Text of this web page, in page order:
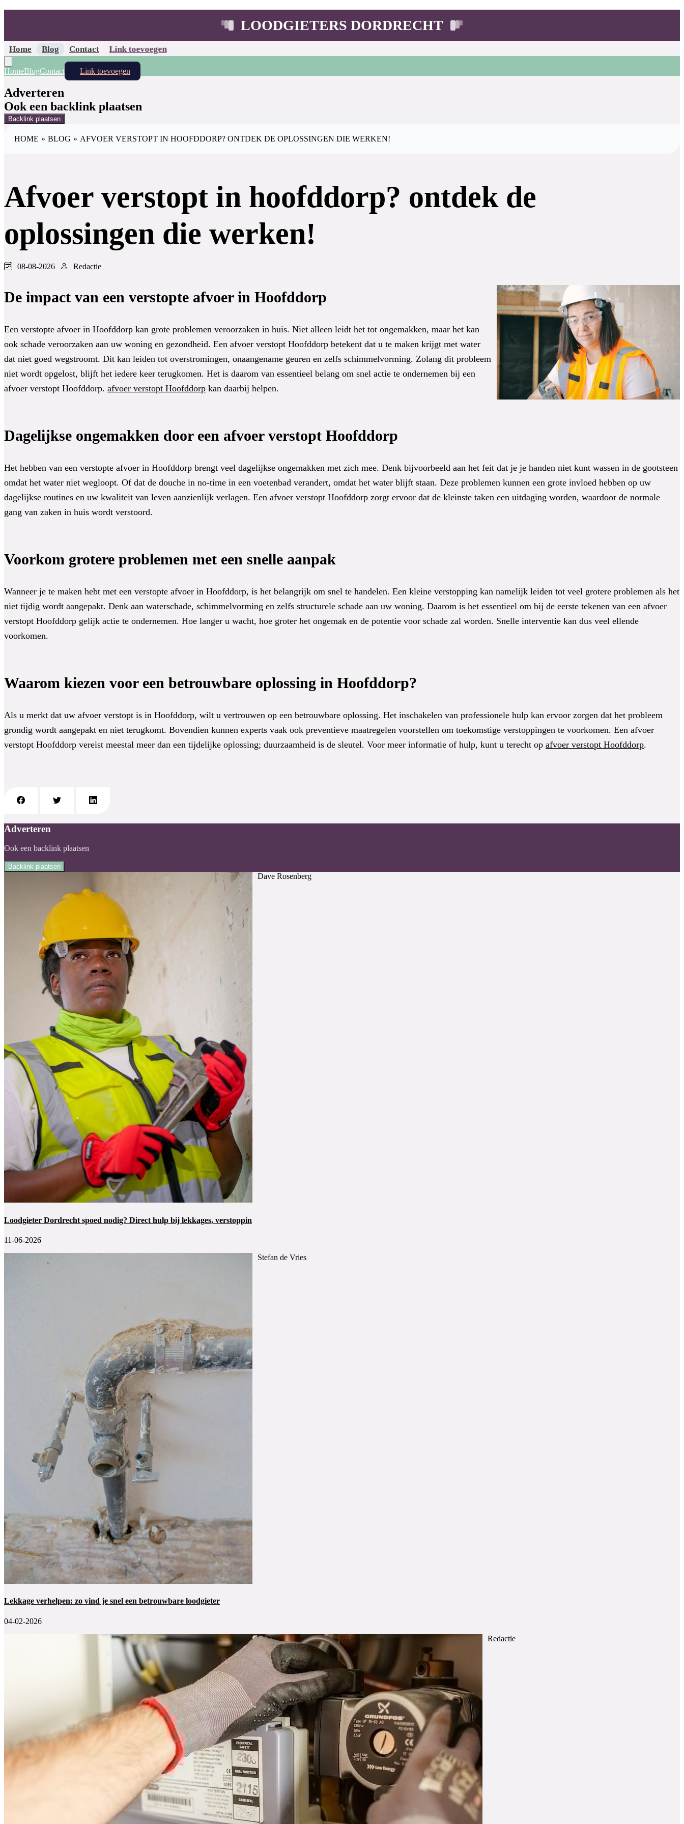
LOODGIETERS DORDRECHT
Home Blog Contact Link toevoegen
HomeBlogContact Link toevoegen
Adverteren
Ook een backlink plaatsen
Backlink plaatsen
HOME » BLOG » AFVOER VERSTOPT IN HOOFDDORP? ONTDEK DE OPLOSSINGEN DIE WERKEN!
Afvoer verstopt in hoofddorp? ontdek de
oplossingen die werken!
08-08-2026 Redactie
De impact van een verstopte afvoer in Hoofddorp
Een verstopte afvoer in Hoofddorp kan grote problemen veroorzaken in huis. Niet alleen leidt het tot ongemakken, maar het kan
ook schade veroorzaken aan uw woning en gezondheid. Een afvoer verstopt Hoofddorp betekent dat u te maken krijgt met water
dat niet goed wegstroomt. Dit kan leiden tot overstromingen, onaangename geuren en zelfs schimmelvorming. Zolang dit probleem
niet wordt opgelost, blijft het iedere keer terugkomen. Het is daarom van essentieel belang om snel actie te ondernemen bij een
afvoer verstopt Hoofddorp. afvoer verstopt Hoofddorp kan daarbij helpen.
Dagelijkse ongemakken door een afvoer verstopt Hoofddorp
Het hebben van een verstopte afvoer in Hoofddorp brengt veel dagelijkse ongemakken met zich mee. Denk bijvoorbeeld aan het feit dat je je handen niet kunt wassen in de gootsteen
omdat het water niet wegloopt. Of dat de douche in no-time in een voetenbad verandert, omdat het water blijft staan. Deze problemen kunnen een grote invloed hebben op uw
dagelijkse routines en uw kwaliteit van leven aanzienlijk verlagen. Een afvoer verstopt Hoofddorp zorgt ervoor dat de kleinste taken een uitdaging worden, waardoor de normale
gang van zaken in huis wordt verstoord.
Voorkom grotere problemen met een snelle aanpak
Wanneer je te maken hebt met een verstopte afvoer in Hoofddorp, is het belangrijk om snel te handelen. Een kleine verstopping kan namelijk leiden tot veel grotere problemen als het
niet tijdig wordt aangepakt. Denk aan waterschade, schimmelvorming en zelfs structurele schade aan uw woning. Daarom is het essentieel om bij de eerste tekenen van een afvoer
verstopt Hoofddorp gelijk actie te ondernemen. Hoe langer u wacht, hoe groter het ongemak en de potentie voor schade zal worden. Snelle interventie kan dus veel ellende
voorkomen.
Waarom kiezen voor een betrouwbare oplossing in Hoofddorp?
Als u merkt dat uw afvoer verstopt is in Hoofddorp, wilt u vertrouwen op een betrouwbare oplossing. Het inschakelen van professionele hulp kan ervoor zorgen dat het probleem
grondig wordt aangepakt en niet terugkomt. Bovendien kunnen experts vaak ook preventieve maatregelen voorstellen om toekomstige verstoppingen te voorkomen. Een afvoer
verstopt Hoofddorp vereist meestal meer dan een tijdelijke oplossing; duurzaamheid is de sleutel. Voor meer informatie of hulp, kunt u terecht op afvoer verstopt Hoofddorp.
Adverteren
Ook een backlink plaatsen
Backlink plaatsen
Dave Rosenberg
Loodgieter Dordrecht spoed nodig? Direct hulp bij lekkages, verstoppin
11-06-2026
Stefan de Vries
Lekkage verhelpen: zo vind je snel een betrouwbare loodgieter
04-02-2026
Redactie